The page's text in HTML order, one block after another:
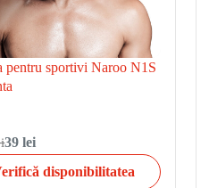
pentru sportivi Naroo N1S
39 lei
disponibilitatea